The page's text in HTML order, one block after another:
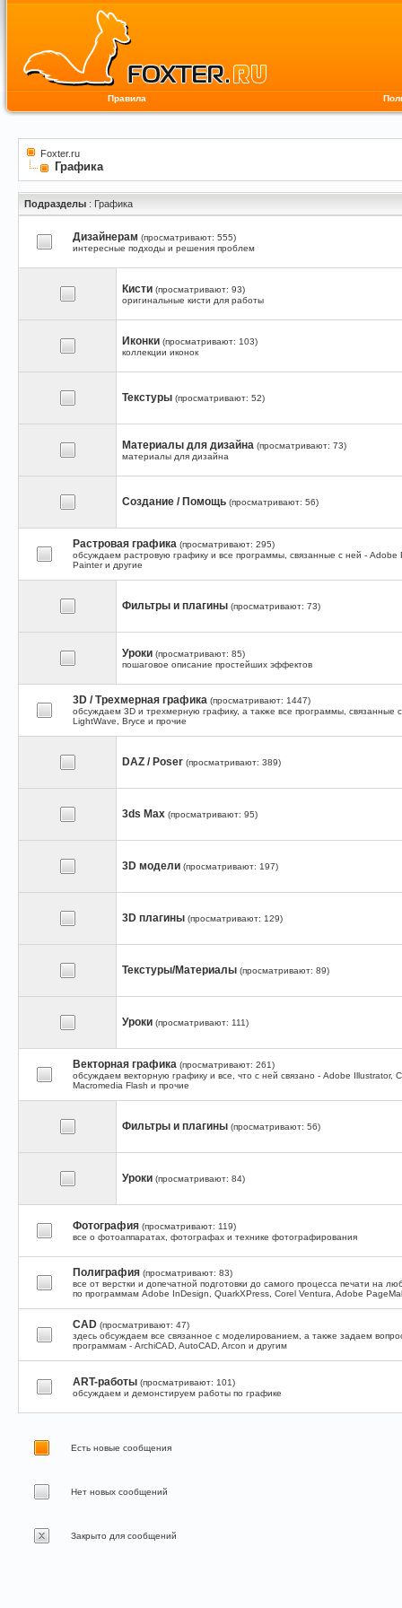
Правила
Foxter.ru
Графика
Подразделы : Графика
Дизайнерам (просматривают: 555)
интересные подходы и решения проблем
Кисти (просматривают: 93)
оригинальные кисти для работы
Иконки (просматривают: 103)
коллекции иконок
Текстуры (просматривают: 52)
Материалы для дизайна (просматривают: 73)
материалы для дизайна
Создание / Помощь (просматривают: 56)
Растровая графика (просматривают: 295)
обсуждаем растровую графику и все программы, связанные с ней -
Painter и другие
Фильтры и плагины (просматривают: 73)
Уроки (просматривают: 85)
пошаговое описание простейших эффектов
3D / Трехмерная графика (просматривают: 1447)
обсуждаем 3D и трехмерную графику, а также все программы, связанные
LightWave, Bryce и прочие
DAZ / Poser (просматривают: 389)
3ds Max (просматривают: 95)
3D модели (просматривают: 197)
3D плагины (просматривают: 129)
Текстуры/Материалы (просматривают: 89)
Уроки (просматривают: 111)
Векторная графика (просматривают: 261)
обсуждаем векторную графику и все, что с ней связано - Adobe Illustrator,
Macromedia Flash и прочие
Фильтры и плагины (просматривают: 56)
Уроки (просматривают: 84)
Фотография (просматривают: 119)
все о фотоаппаратах, фотографах и технике фотографирования
Полиграфия (просматривают: 83)
все от верстки и допечатной подготовки до самого процесса печати на
по программам Adobe InDesign, QuarkXPress, Corel Ventura, Adobe
CAD (просматривают: 47)
здесь обсуждаем все связанное с моделированием, а также задаем
программам - ArchiCAD, AutoCAD, Arcon и другим
ART-работы (просматривают: 101)
обсуждаем и демонстируем работы по графике
Есть новые сообщения
Нет новых сообщений
Закрыто для сообщений